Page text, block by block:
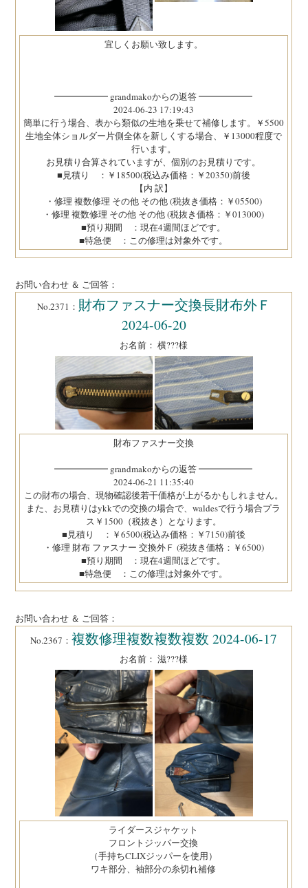
宜しくお願い致します。
━━━━━━ grandmakoからの返答 ━━━━━━
2024-06-23 17:19:43
簡単に行う場合、表から類似の生地を乗せて補修します。￥5500
生地全体ショルダー片側全体を新しくする場合、￥13000程度で
行います。
お見積り合算されていますが、個別のお見積りです。
■見積り ：￥18500(税込み価格：￥20350)前後
【内 訳】
・修理 複数修理 その他 その他 (税抜き価格：￥05500)
・修理 複数修理 その他 その他 (税抜き価格：￥013000)
■預り期間 ：現在4週間ほどです。
■特急便 ：この修理は対象外です。
お問い合わせ ＆ ご回答：
No.2371： 財布ファスナー交換長財布外Ｆ
2024-06-20
お名前： 横???様
財布ファスナー交換
━━━━━━ grandmakoからの返答 ━━━━━━
2024-06-21 11:35:40
この財布の場合、現物確認後若干価格が上がるかもしれません。
また、お見積りはykkでの交換の場合で、waldesで行う場合プラ
ス￥1500（税抜き）となります。
■見積り ：￥6500(税込み価格：￥7150)前後
・修理 財布 ファスナー 交換外Ｆ (税抜き価格：￥6500)
■預り期間 ：現在4週間ほどです。
■特急便 ：この修理は対象外です。
お問い合わせ ＆ ご回答：
No.2367：複数修理複数複数複数 2024-06-17
お名前： 滋???様
ライダースジャケット
フロントジッパー交換
（手持ちCLIXジッパーを使用）
ワキ部分、袖部分の糸切れ補修